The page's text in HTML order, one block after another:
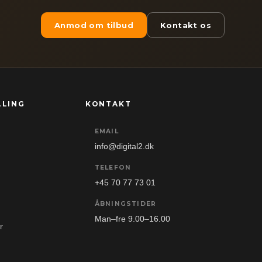
Anmod om tilbud Kontakt os
KONTAKT
EMAIL
info@digital2.dk
TELEFON
+45 70 77 73 01
ÅBNINGSTIDER
Man–fre 9.00–16.00